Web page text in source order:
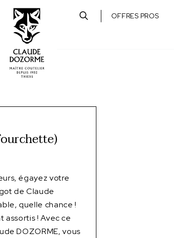
OFFRES PROS
égayez votre
de Claude
quelle chance !
assortis ! Avec ce
DOZORME, vous